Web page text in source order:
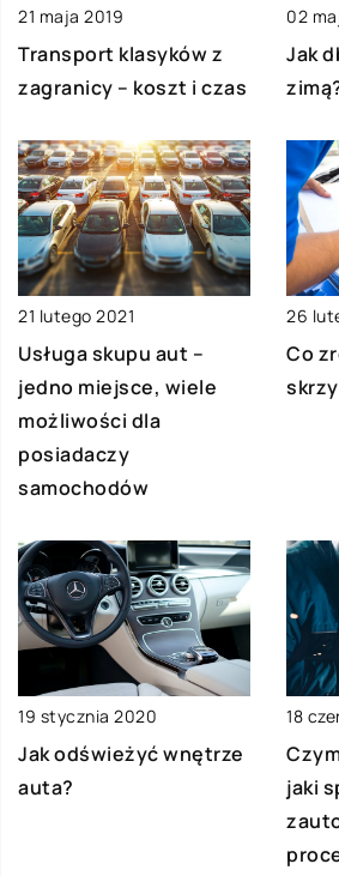
21 maja 2019
Transport klasyków z
zagranicy – koszt i czas
02
Jak
21 lutego 2021
Usługa skupu aut –
jedno miejsce, wiele
możliwości dla
posiadaczy
samochodów
26
Co
19 stycznia 2020
Jak odświeżyć wnętrze
auta?
18
jaki